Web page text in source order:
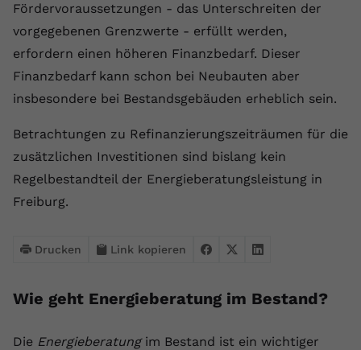
Fördervoraussetzungen - das Unterschreiten der
vorgegebenen Grenzwerte - erfüllt werden,
erfordern einen höheren Finanzbedarf. Dieser
Finanzbedarf kann schon bei Neubauten aber
insbesondere bei Bestandsgebäuden erheblich sein.
Betrachtungen zu Refinanzierungszeiträumen für die
zusätzlichen Investitionen sind bislang kein
Regelbestandteil der Energieberatungsleistung in
Freiburg.
Drucken Link kopieren
Wie geht Energieberatung im Bestand?
Die Energieberatungim Bestand ist ein wichtiger
Laufzeit Session
Zweck
YouTube setzt diesen Cookie, um die
Videopräferenzen des Benutzers zu
Videos verwendet.
Name yt.innertube::requests
Anbieter youtube.com
Zweck
Dieser von YouTube gesetzte Cookie
Daten darüber zu speichern, welche
Videos von YouTube der Nutzer